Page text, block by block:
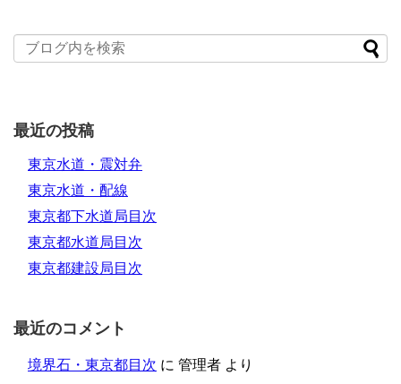
最近の投稿
東京水道・震対弁
東京水道・配線
東京都下水道局目次
東京都水道局目次
東京都建設局目次
最近のコメント
境界石・東京都目次 に 管理者 より